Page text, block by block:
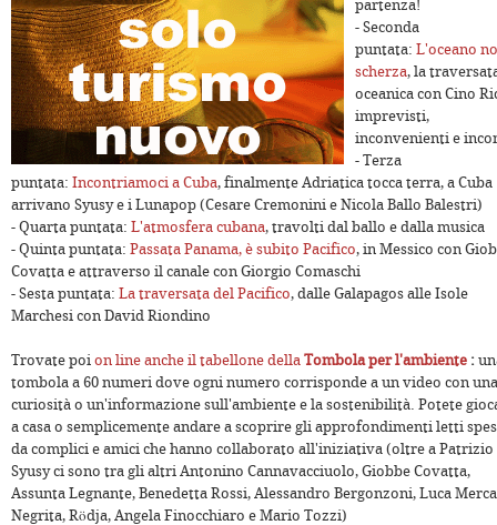
partenza!
- Seconda
puntata: L'oceano
scherza, la
oceanica con Cino
imprevisti,
inconvenienti e
- Terza
puntata: Incontriamoci a Cuba, finalmente Adriatica tocca terra, a Cuba
arrivano Syusy e i Lunapop (Cesare Cremonini e Nicola Ballo Balestri)
- Quarta puntata: L'atmosfera cubana, travolti dal ballo e dalla musica
- Quinta puntata: Passata Panama, è subito Pacifico, in Messico con
Covatta e attraverso il canale con Giorgio Comaschi
- Sesta puntata: La traversata del Pacifico, dalle Galapagos alle Isole
Marchesi con David Riondino
Trovate poi on line anche il tabellone della Tombola per l'ambiente :
tombola a 60 numeri dove ogni numero corrisponde a un video con una
curiosità o un'informazione sull'ambiente e la sostenibilità. Potete
a casa o semplicemente andare a scoprire gli approfondimenti letti
da complici e amici che hanno collaborato all'iniziativa (oltre a Patrizio
Syusy ci sono tra gli altri Antonino Cannavacciuolo, Giobbe Covatta,
Assunta Legnante, Benedetta Rossi, Alessandro Bergonzoni, Luca
Negrita, Rödja, Angela Finocchiaro e Mario Tozzi)